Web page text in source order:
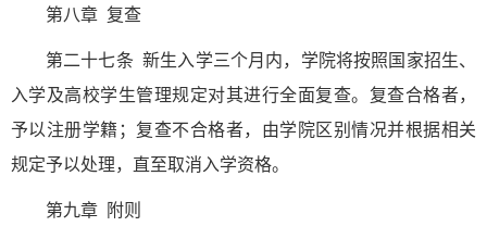
第八章 复查
第二十七条 新生入学三个月内，学院将按照国家招生、
入学及高校学生管理规定对其进行全面复查。复查合格者，
予以注册学籍；复查不合格者，由学院区别情况并根据相关
规定予以处理，直至取消入学资格。
第九章 附则